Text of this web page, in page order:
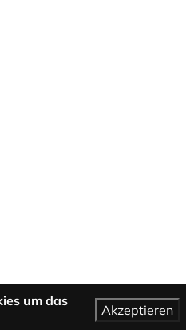
um das
Akzeptieren